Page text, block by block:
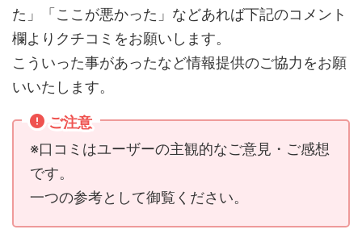
た」「ここが悪かった」などあれば下記のコメント
欄よりクチコミをお願いします。
こういった事があったなど情報提供のご協力をお願
いいたします。
ご注意
※口コミはユーザーの主観的なご意見・ご感想
です。
一つの参考として御覧ください。